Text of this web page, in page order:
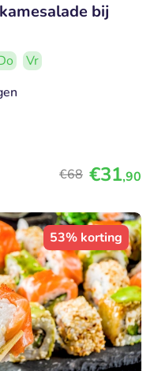
bij
Vr
€68 €31,90
53% korting